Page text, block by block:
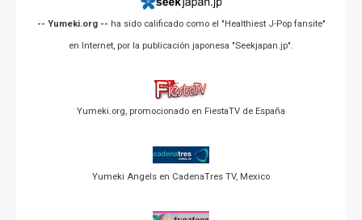
-- Yumeki.org -- ha sido calificado como el "Healthiest J-Pop fansite"
en Internet, por la publicación japonesa "Seekjapan.jp".
Yumeki.org, promocionado en FiestaTV de España
Yumeki Angels en CadenaTres TV, Mexico